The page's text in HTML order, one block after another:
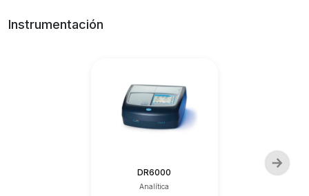
Instrumentación
DR6000
Analítica
AS950